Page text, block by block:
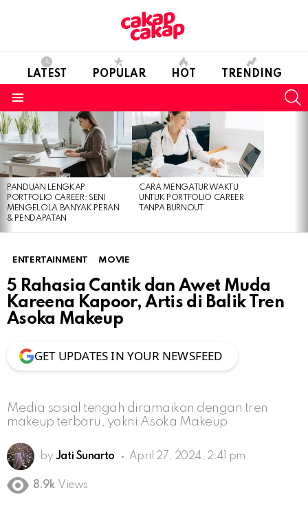
LATEST POPULAR HOT TRENDING
LATEST
STORIES
PANDUAN LENGKAP
PORTFOLIO CAREER: SENI
MENGELOLA BANYAK PERAN
& PENDAPATAN
CARA MENGATUR WAKTU
UNTUK PORTFOLIO CAREER
TANPA BURNOUT
ENTERTAINMENT MOVIE
5 Rahasia Cantik dan Awet Muda
Kareena Kapoor, Artis di Balik Tren
Asoka Makeup
GET UPDATES IN YOUR NEWSFEED
Media sosial tengah diramaikan dengan tren
makeup terbaru, yakni Asoka Makeup
by Jati Sunarto April 27, 2024, 2:41 pm
8.9k Views